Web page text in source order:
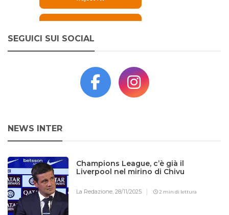
SEGUICI SUI SOCIAL
NEWS INTER
Champions League, c’è già il
Liverpool nel mirino di Chivu
La Redazione,28/11/2025 2 min di lettura